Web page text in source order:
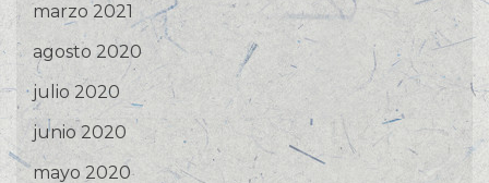
marzo 2021
agosto 2020
julio 2020
junio 2020
mayo 2020